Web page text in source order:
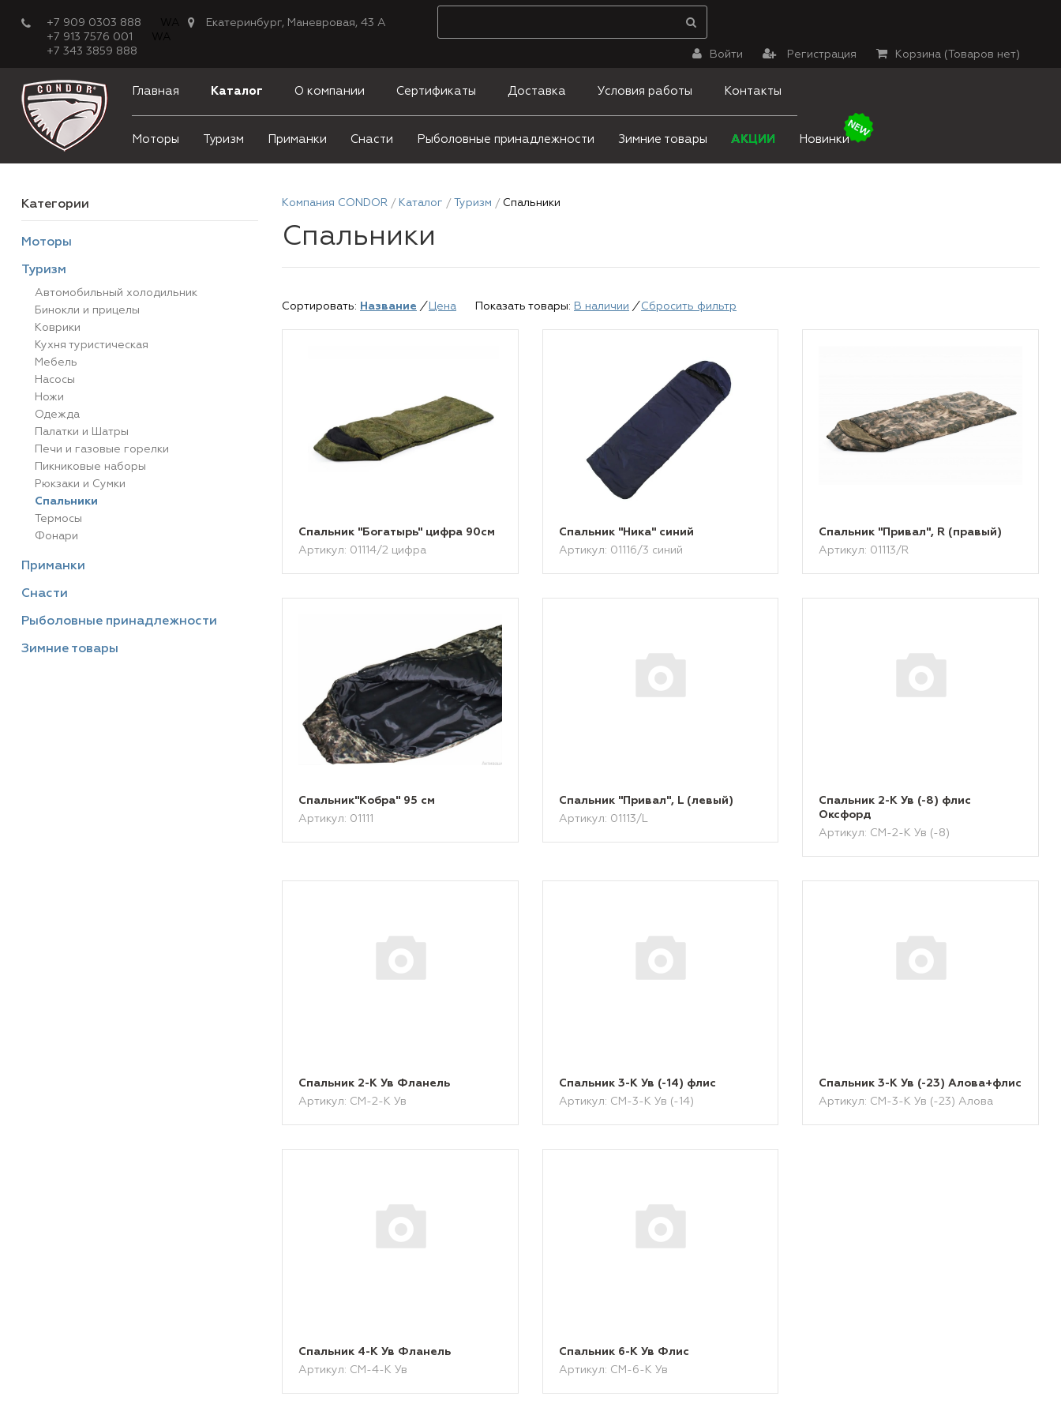
+7 909 0303 888
WA
+7 913 7576 001
WA
+7 343 3859 888
Екатеринбург, Маневровая, 43 А
Корзина ( Товаров нет)
Регистрация
Войти
Главная Каталог О компании Сертификаты Доставка Условия работы Контакты
Моторы Туризм Приманки Снасти Рыболовные принадлежности Зимние товары АКЦИИ Новинки
Категории
Моторы
Туризм
Автомобильный холодильник
Бинокли и прицелы
Коврики
Кухня туристическая
Мебель
Насосы
Ножи
Одежда
Палатки и Шатры
Печи и газовые горелки
Пикниковые наборы
Рюкзаки и Сумки
Спальники
Термосы
Фонари
Приманки
Снасти
Рыболовные принадлежности
Зимние товары
Компания CONDOR Каталог Туризм Спальники
Спальники
Сортировать: Название / Цена Показать товары: В наличии / Сбросить фильтр
Спальник "Богатырь" цифра 90см
Артикул: 01114/2 цифра
Спальник "Ника" синий
Артикул: 01116/3 синий
Спальник "Привал", R (правый)
Артикул: 01113/R
Спальник"Кобра" 95 см
Артикул: 01111
Спальник "Привал", L (левый)
Артикул: 01113/L
Спальник 2-К Ув (-8) флис
Оксфорд
Артикул: СМ-2-К Ув (-8)
Спальник 2-К Ув Фланель
Артикул: СМ-2-К Ув
Спальник 3-К Ув (-14) флис
Артикул: СМ-3-К Ув (-14)
Спальник 3-К Ув (-23) Алова+флис
Артикул: СМ-3-К Ув (-23) Алова
Спальник 4-К Ув Фланель
Артикул: СМ-4-К Ув
Спальник 6-К Ув Флис
Артикул: СМ-6-К Ув